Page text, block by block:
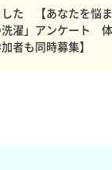
た 【あなたを悩
洗濯」アンケート
者も同時募集】